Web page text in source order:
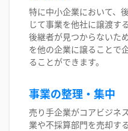
特に中小企業において、
じて事業を他社に譲渡す
後継者が見つからないた
を他の企業に譲ることで
ることができます。
事業の整理・集中
売り手企業がコアビジネ
業や不採算部門を売却す